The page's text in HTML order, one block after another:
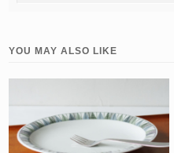
YOU MAY ALSO LIKE